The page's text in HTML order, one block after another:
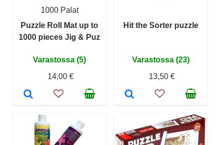
1000 Palat
Puzzle Roll Mat up to
1000 pieces Jig & Puz
Varastossa (5)
14,00 €
Hit the Sorter puzzle
Varastossa (23)
13,50 €